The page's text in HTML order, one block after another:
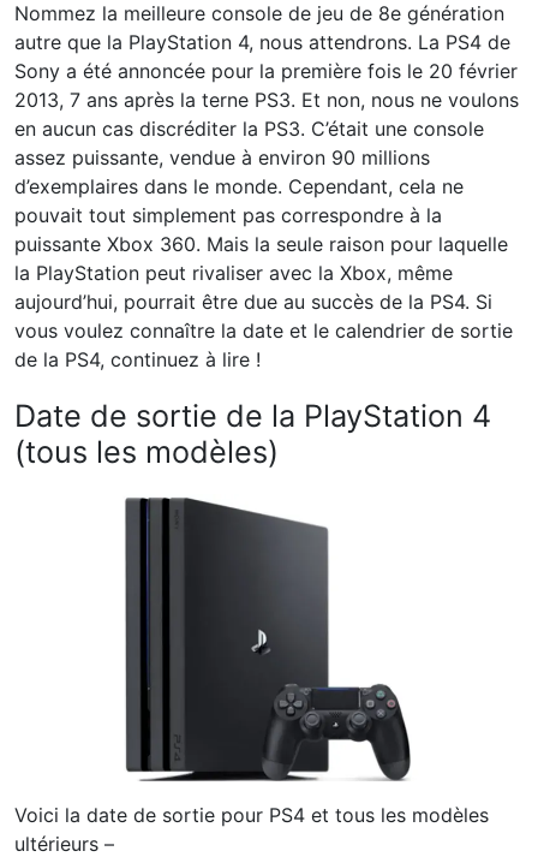
Nommez la meilleure console de jeu de 8e génération
autre que la PlayStation 4, nous attendrons. La PS4 de
Sony a été annoncée pour la première fois le 20 février
2013, 7 ans après la terne PS3. Et non, nous ne voulons
en aucun cas discréditer la PS3. C’était une console
assez puissante, vendue à environ 90 millions
d’exemplaires dans le monde. Cependant, cela ne
pouvait tout simplement pas correspondre à la
puissante Xbox 360. Mais la seule raison pour laquelle
la PlayStation peut rivaliser avec la Xbox, même
aujourd’hui, pourrait être due au succès de la PS4. Si
vous voulez connaître la date et le calendrier de sortie
de la PS4, continuez à lire !
Date de sortie de la PlayStation 4
(tous les modèles)
Voici la date de sortie pour PS4 et tous les modèles
ultérieurs –